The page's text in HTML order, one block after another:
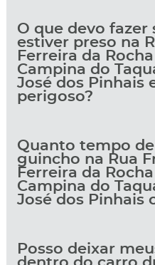
O que devo fazer
estiver preso na
Ferreira da
Campina do
José dos Pinhais
perigoso?
Quanto tempo
guincho na Rua
Ferreira da
Campina do
José dos Pinhais
Posso deixar